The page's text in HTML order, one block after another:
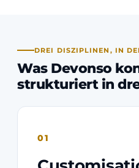
DREI DISZIPLINEN, IN
Was Devonso
strukturiert in
01